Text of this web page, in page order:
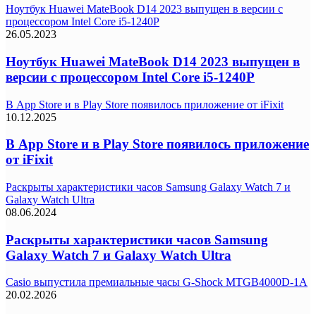
Ноутбук Huawei MateBook D14 2023 выпущен в версии с
процессором Intel Core i5-1240P
26.05.2023
Ноутбук Huawei MateBook D14 2023 выпущен в
версии с процессором Intel Core i5-1240P
В App Store и в Play Store появилось приложение от iFixit
10.12.2025
В App Store и в Play Store появилось приложение
от iFixit
Раскрыты характеристики часов Samsung Galaxy Watch 7 и
Galaxy Watch Ultra
08.06.2024
Раскрыты характеристики часов Samsung
Galaxy Watch 7 и Galaxy Watch Ultra
Casio выпустила премиальные часы G-Shock MTGB4000D-1A
20.02.2026